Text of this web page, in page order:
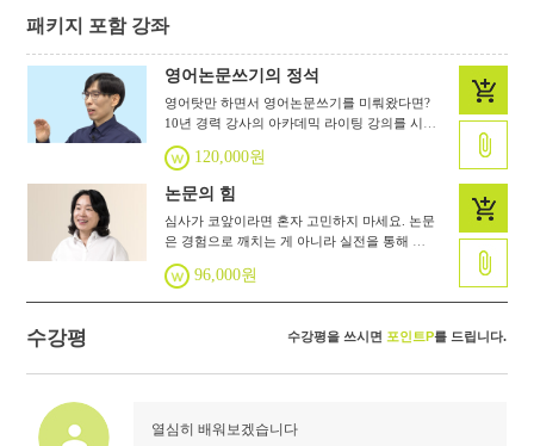
패키지 포함 강좌
영어논문쓰기의 정석
영어탓만 하면서 영어논문쓰기를 미뤄왔다면?
10년 경력 강사의 아카데믹 라이팅 강의를 시청
하면 더이상 미룰 이유가 없습니다. 영어 논문
기본 구조에 대한 이해부터 구체적 글쓰기 방법
론까지 핵심만 골라서 전달합니다. 영어 글쓰기
에 대한 고민을 날려버리는 명강의입니다.
120,000원
논문의 힘
심사가 코앞이라면 혼자 고민하지 마세요. 논문
은 경험으로 깨치는 게 아니라 실전을 통해 익
히는 체계적이고 논리적인 글입니다. 누구 하나
속 시원히 알려주지 못했던 논문작성법. 실전
글쓰기 연구가 김기란이 안내합니다.
96,000원
수강평 수강평을 쓰시면 포인트P를 드립니다.
열심히 배워보겠습니다